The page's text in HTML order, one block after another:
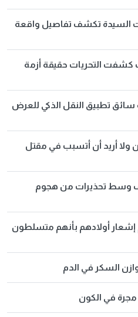
السيدة تكشف تفاصيل واقعة
كشفت التحريات حقيقة أزمة
سائق تطبيق النقل الذكي للعرض
ولا أريد أن أتسبب في مقتل
وسط تحذيرات من هجوم
إشعار أولادهم بأنهم متسلطون
السكر في الدم
مجرة في الكون